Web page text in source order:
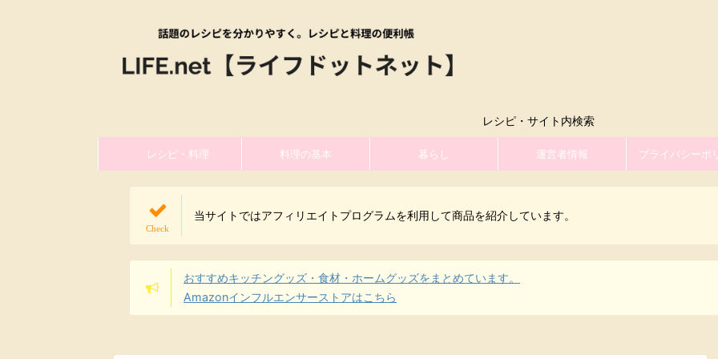
レシピ・サイト内検索
レシピ・料理 料理の基本 暮らし 運営者情報 プライバシーポ
当サイトではアフィリエイトプログラムを利用して商品を紹介しています。
おすすめキッチングッズ・食材・ホームグッズをまとめています。
Amazonインフルエンサーストアはこちら